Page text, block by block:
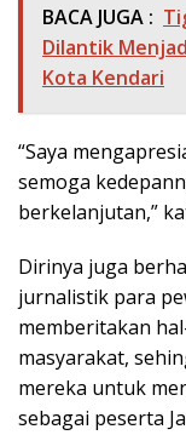
BACA JUGA :
Dilantik
Kota Kendari
“Saya
semoga
berkelanjutan,”
Dirinya juga
jurnalistik para
memberitakan
masyarakat,
mereka untuk
sebagai peserta